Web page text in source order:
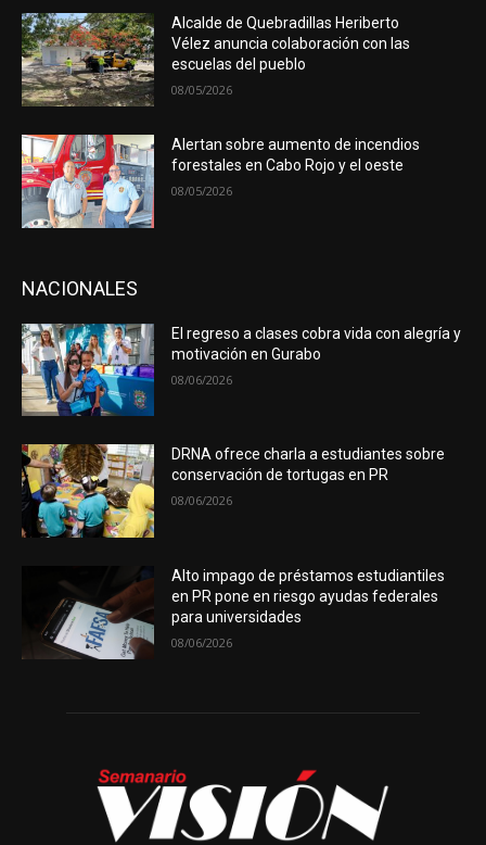
Alcalde de Quebradillas Heriberto
Vélez anuncia colaboración con las
escuelas del pueblo
08/05/2026
Alertan sobre aumento de incendios
forestales en Cabo Rojo y el oeste
08/05/2026
NACIONALES
El regreso a clases cobra vida con alegría y
motivación en Gurabo
08/06/2026
DRNA ofrece charla a estudiantes sobre
conservación de tortugas en PR
08/06/2026
Alto impago de préstamos estudiantiles
en PR pone en riesgo ayudas federales
para universidades
08/06/2026